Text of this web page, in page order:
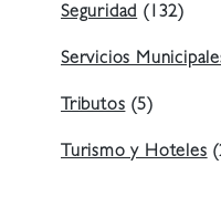
Seguridad (132)
Servicios
Tributos (5)
Turismo y Hoteles